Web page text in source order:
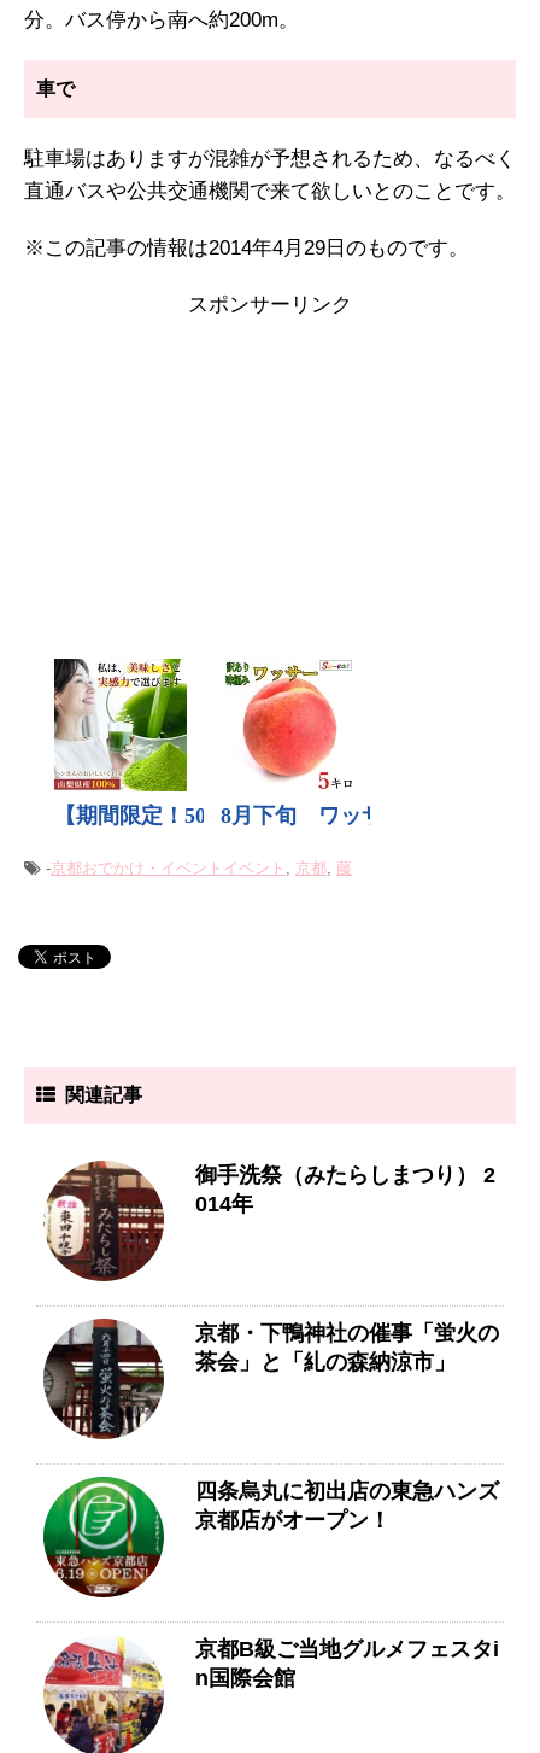
分。バス停から南へ約200m。
車で
駐車場はありますが混雑が予想されるため、なるべく
直通バスや公共交通機関で来て欲しいとのことです。
※この記事の情報は2014年4月29日のものです。
スポンサーリンク
-京都おでかけ・イベント イベント 京都 藤
関連記事
御手洗祭（みたらしまつり） 2
014年
京都・下鴨神社の催事「蛍火の
茶会」と「糺の森納涼市」
四条烏丸に初出店の東急ハンズ
京都店がオープン！
京都B級ご当地グルメフェスタi
n国際会館